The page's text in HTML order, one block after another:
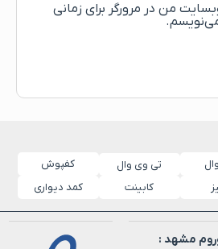
من در مرورگر برای زمانی
تی وی وال
کفپوش
کابینت کمد دیواری
مشهد :